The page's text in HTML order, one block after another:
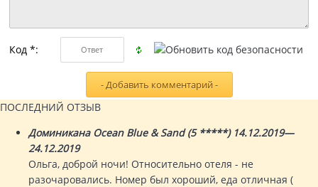
Код *:
ПОСЛЕДНИЙ ОТЗЫВ
Доминикана Ocean Blue & Sand (5 *****) 14.12.2019—
24.12.2019
Ольга, доброй ночи! Относительно отеля - не
разочаровались. Номер был хороший, еда отличная (